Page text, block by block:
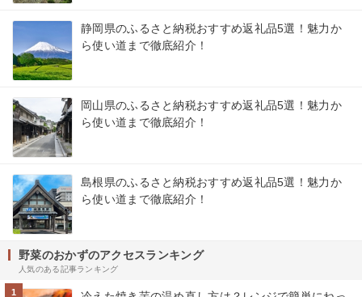
静岡県のふるさと納税おすすめ返礼品5選！魅力か
ら使い道まで徹底紹介！
岡山県のふるさと納税おすすめ返礼品5選！魅力か
ら使い道まで徹底紹介！
島根県のふるさと納税おすすめ返礼品5選！魅力か
ら使い道まで徹底紹介！
野菜のおかずのアクセスランキング
人気のある記事ランキング
1